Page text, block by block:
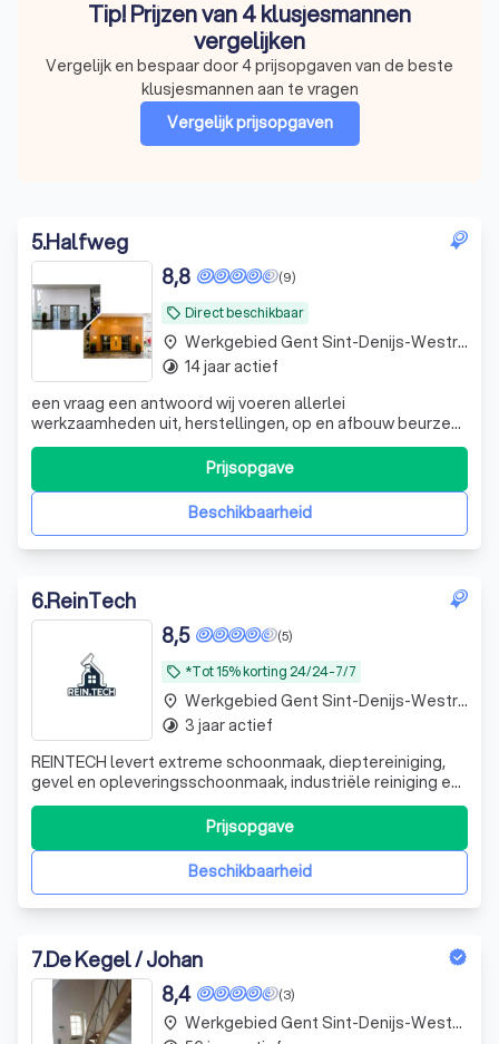
Tip! Prijzen van 4 klusjesmannen
vergelijken
Vergelijk en bespaar door 4 prijsopgaven van de beste
klusjesmannen aan te vragen
Vergelijk prijsopgaven
5.Halfweg
local_offer Direct beschikbaar
(9)
8,8
een vraag een antwoord wij voeren allerlei
werkzaamheden uit, herstellingen, op en afbouw beurzen
congressen en festivals, leveren en opbouwen kleine
standen en popups, bestickering en veel meer
Beschikbaarheid
Prijsopgave
place Werkgebied Gent Sint-Denijs-Westrem
timelapse 14 jaar actief
6.ReinTech
local_offer *Tot 15% korting 24/24-7/7
(5)
8,5
REINTECH levert extreme schoonmaak, dieptereiniging,
gevel en opleveringsschoonmaak, industriële reiniging en
professionele voertuigreiniging. Snel, discreet en
beschikbaar voor spoed tussen 20u-07u.
Beschikbaarheid
Prijsopgave
place Werkgebied Gent Sint-Denijs-Westrem
timelapse 3 jaar actief
7.De Kegel / Johan
(3)
8,4
place Werkgebied Gent Sint-Denijs-Westrem